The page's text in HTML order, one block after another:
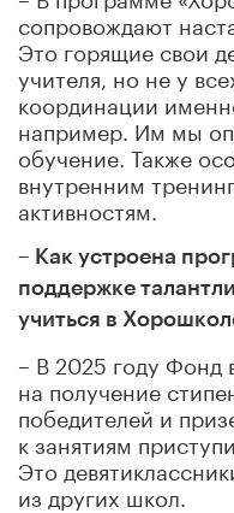
сопровождают
Это горящие свои
учителя, но не у
координации
например. Им мы
обучение. Также
внутренним
активностям.
– Как устроена
поддержке
учиться в
– В 2025 году Фонд
на получение
победителей и
к занятиям
Это
из других школ.